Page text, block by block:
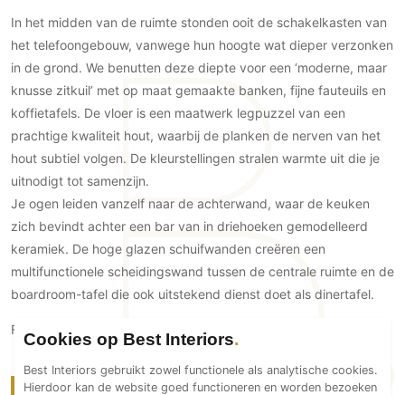
Thuisbioscoop
Domotica
Mirror TV
Fitnessapparatuur
Wifi
Overig
Akoestiek
Binnenzwembaden
Wijnkelder en wijnkasten
In het midden van de ruimte stonden ooit de schakelkasten van
het telefoongebouw, vanwege hun hoogte wat dieper verzonken
in de grond. We benutten deze diepte voor een ‘moderne, maar
knusse zitkuil’ met op maat gemaakte banken, fijne fauteuils en
koffietafels. De vloer is een maatwerk legpuzzel van een
prachtige kwaliteit hout, waarbij de planken de nerven van het
hout subtiel volgen. De kleurstellingen stralen warmte uit die je
uitnodigt tot samenzijn.
Je ogen leiden vanzelf naar de achterwand, waar de keuken
zich bevindt achter een bar van in driehoeken gemodelleerd
keramiek. De hoge glazen schuifwanden creëren een
multifunctionele scheidingswand tussen de centrale ruimte en de
boardroom-tafel die ook uitstekend dienst doet als dinertafel.
Fotografie: Jurrit van der Waal
Meer over Voss Architecture
Cookies op Best Interiors
Best Interiors gebruikt zowel functionele als analytische cookies.
Hierdoor kan de website goed functioneren en worden bezoeken